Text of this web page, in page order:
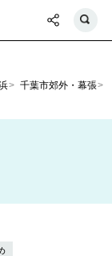
千葉市郊外・幕張